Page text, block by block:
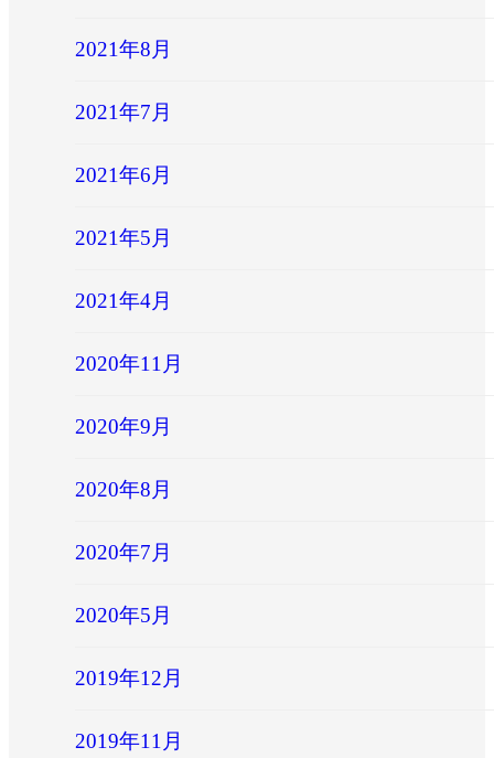
2021年8月
2021年7月
2021年6月
2021年5月
2021年4月
2020年11月
2020年9月
2020年8月
2020年7月
2020年5月
2019年12月
2019年11月